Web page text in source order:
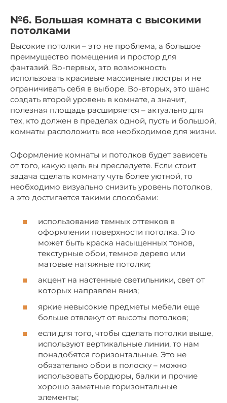
№6. Большая комната с высокими
потолками
Высокие потолки – это не проблема, а большое
преимущество помещения и простор для
фантазий. Во-первых, это возможность
использовать красивые массивные люстры и не
ограничивать себя в выборе. Во-вторых, это шанс
создать второй уровень в комнате, а значит,
полезная площадь расширяется – актуально для
тех, кто должен в пределах одной, пусть и большой,
комнаты расположить все необходимое для жизни.
Оформление комнаты и потолков будет зависеть
от того, какую цель вы преследуете. Если стоит
задача сделать комнату чуть более уютной, то
необходимо визуально снизить уровень потолков,
а это достигается такими способами:
использование темных оттенков в
оформлении поверхности потолка. Это
может быть краска насыщенных тонов,
текстурные обои, темное дерево или
матовые натяжные потолки;
акцент на настенные светильники, свет от
которых направлен вниз;
яркие невысокие предметы мебели еще
больше отвлекут от высоты потолков;
если для того, чтобы сделать потолки выше,
используют вертикальные линии, то нам
понадобятся горизонтальные. Это не
обязательно обои в полоску – можно
использовать бордюры, балки и прочие
хорошо заметные горизонтальные
элементы;